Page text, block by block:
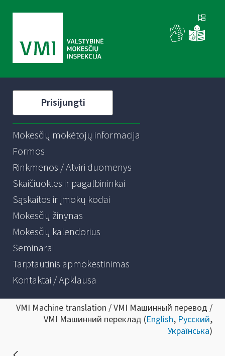
Prisijungti
Mokesčių mokėtojų informacija
Formos
Rinkmenos / Atviri duomenys
Skaičiuoklės ir pagalbininkai
Sąskaitos ir įmokų kodai
Mokesčių žinynas
Mokesčių kalendorius
Seminarai
Tarptautinis apmokestinimas
Kontaktai / Apklausa
VMI Machine translation / VMI Машинный перевод /
VMI Машинний переклад (English, Русский,
Українська)